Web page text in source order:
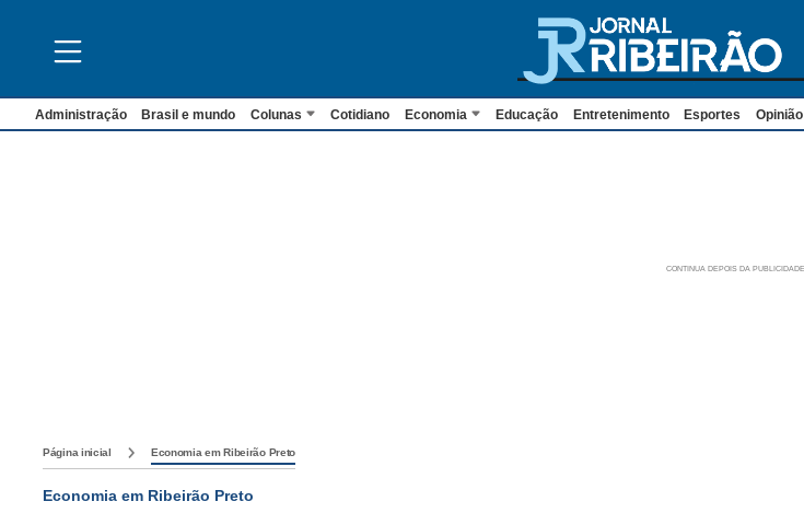
Administração Brasil e mundo Colunas Cotidiano Economia Educação Entretenimento Esportes Opinião
Página inicial Economia em Ribeirão Preto
Economia em Ribeirão Preto